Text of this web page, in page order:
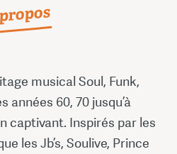
musical Soul, Funk,
années 60, 70 jusqu’à
captivant. Inspirés par les
les Jb’s, Soulive, Prince